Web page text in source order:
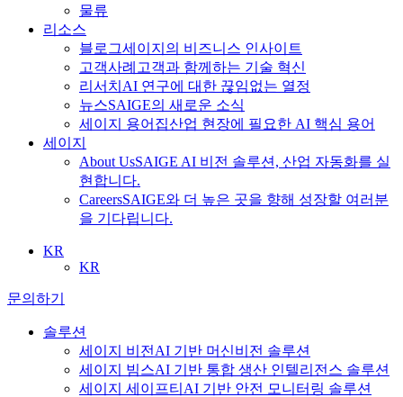
물류
리소스
블로그세이지의 비즈니스 인사이트
고객사례 고객과 함께하는 기술 혁신
리서치 AI 연구에 대한 끊임없는 열정
뉴스SAIGE의 새로운 소식
세이지 용어집산업 현장에 필요한 AI 핵심 용어
세이지
About UsSAIGE AI 비전 솔루션, 산업 자동화를 실
현합니다.
CareersSAIGE와 더 높은 곳을 향해 성장할 여러분
을 기다립니다.
KR
KR
문의하기
솔루션
세이지 비전 AI 기반 머신비전 솔루션
세이지 빔스AI 기반 통합 생산 인텔리전스 솔루션
세이지 세이프티 AI 기반 안전 모니터링 솔루션